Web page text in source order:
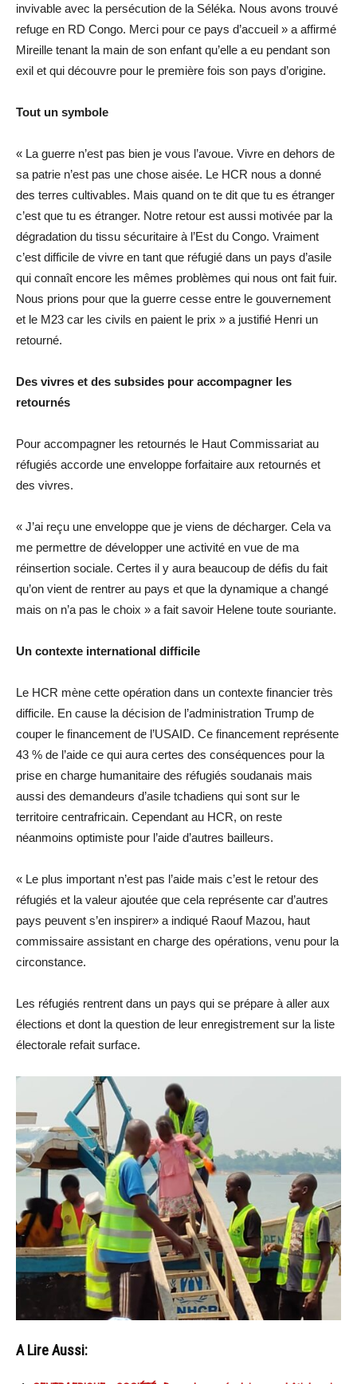
invivable avec la persécution de la Séléka. Nous avons trouvé
refuge en RD Congo. Merci pour ce pays d’accueil » a affirmé
Mireille tenant la main de son enfant qu’elle a eu pendant son
exil et qui découvre pour le première fois son pays d’origine.
Tout un symbole
« La guerre n’est pas bien je vous l’avoue. Vivre en dehors de
sa patrie n’est pas une chose aisée. Le HCR nous a donné
des terres cultivables. Mais quand on te dit que tu es étranger
c’est que tu es étranger. Notre retour est aussi motivée par la
dégradation du tissu sécuritaire à l’Est du Congo. Vraiment
c’est difficile de vivre en tant que réfugié dans un pays d’asile
qui connaît encore les mêmes problèmes qui nous ont fait fuir.
Nous prions pour que la guerre cesse entre le gouvernement
et le M23 car les civils en paient le prix » a justifié Henri un
retourné.
Des vivres et des subsides pour accompagner les
retournés
Pour accompagner les retournés le Haut Commissariat au
réfugiés accorde une enveloppe forfaitaire aux retournés et
des vivres.
« J’ai reçu une enveloppe que je viens de décharger. Cela va
me permettre de développer une activité en vue de ma
réinsertion sociale. Certes il y aura beaucoup de défis du fait
qu’on vient de rentrer au pays et que la dynamique a changé
mais on n’a pas le choix » a fait savoir Helene toute souriante.
Un contexte international difficile
Le HCR mène cette opération dans un contexte financier très
difficile. En cause la décision de l’administration Trump de
couper le financement de l’USAID. Ce financement représente
43 % de l’aide ce qui aura certes des conséquences pour la
prise en charge humanitaire des réfugiés soudanais mais
aussi des demandeurs d’asile tchadiens qui sont sur le
territoire centrafricain. Cependant au HCR, on reste
néanmoins optimiste pour l’aide d’autres bailleurs.
« Le plus important n’est pas l’aide mais c’est le retour des
réfugiés et la valeur ajoutée que cela représente car d’autres
pays peuvent s’en inspirer» a indiqué Raouf Mazou, haut
commissaire assistant en charge des opérations, venu pour la
circonstance.
Les réfugiés rentrent dans un pays qui se prépare à aller aux
élections et dont la question de leur enregistrement sur la liste
électorale refait surface.
A Lire Aussi: